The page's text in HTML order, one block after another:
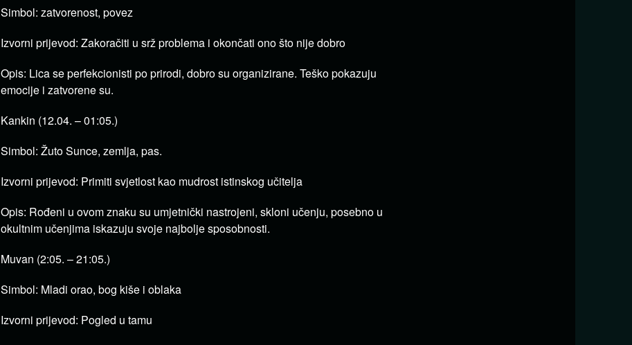
Simbol: zatvorenost, povez
Izvorni prijevod: Zakoračiti u srž problema i okončati ono što nije dobro
Opis: Lica se perfekcionisti po prirodi, dobro su organizirane. Teško pokazuju
emocije i zatvorene su.
Kankin (12.04. – 01:05.)
Simbol: Žuto Sunce, zemlja, pas.
Izvorni prijevod: Primiti svjetlost kao mudrost istinskog učitelja
Opis: Rođeni u ovom znaku su umjetnički nastrojeni, skloni učenju, posebno u
okultnim učenjima iskazuju svoje najbolje sposobnosti.
Muvan (2:05. – 21:05.)
Simbol: Mladi orao, bog kiše i oblaka
Izvorni prijevod: Pogled u tamu